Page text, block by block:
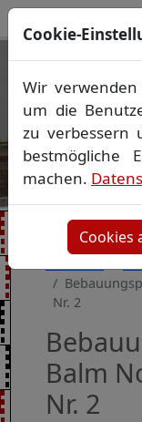
Ihr
Wir
Lageplan
Vorheriges Bild
Nr. 2
Balm
Nr. 2
Cookie-
Wir verwenden
um die
zu verbessern
bestmögliche
machen.
Cookies